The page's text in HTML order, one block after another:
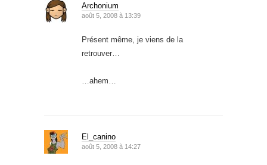
Archonium
août 5, 2008 à 13:39
Présent même, je viens de la
retrouver…
…ahem…
El_canino
août 5, 2008 à 14:27